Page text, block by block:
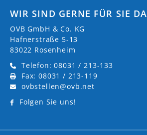
WIR SIND GERNE FÜR SIE DA
OVB GmbH & Co. KG
Hafnerstraße 5-13
83022 Rosenheim
Telefon: 08031 / 213-133
Fax: 08031 / 213-119
ovbstellen@ovb.net
Folgen Sie uns!